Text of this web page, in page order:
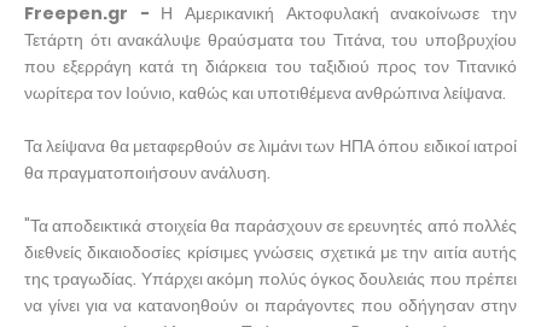
Freepen.gr - Η Αμερικανική Ακτοφυλακή ανακοίνωσε την
Τετάρτη ότι ανακάλυψε θραύσματα του Τιτάνα, του υποβρυχίου
που εξερράγη κατά τη διάρκεια του ταξιδιού προς τον Τιτανικό
νωρίτερα τον Ιούνιο, καθώς και υποτιθέμενα ανθρώπινα λείψανα.
Τα λείψανα θα μεταφερθούν σε λιμάνι των ΗΠΑ όπου ειδικοί ιατροί
θα πραγματοποιήσουν ανάλυση.
"Τα αποδεικτικά στοιχεία θα παράσχουν σε ερευνητές από πολλές
διεθνείς δικαιοδοσίες κρίσιμες γνώσεις σχετικά με την αιτία αυτής
της τραγωδίας. Υπάρχει ακόμη πολύς όγκος δουλειάς που πρέπει
να γίνει για να κατανοηθούν οι παράγοντες που οδήγησαν στην